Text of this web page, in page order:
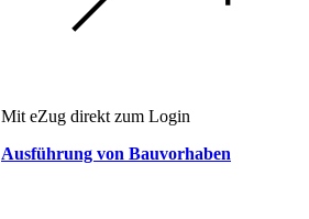
Mit eZug direkt zum Login
Ausführung von Bauvorhaben